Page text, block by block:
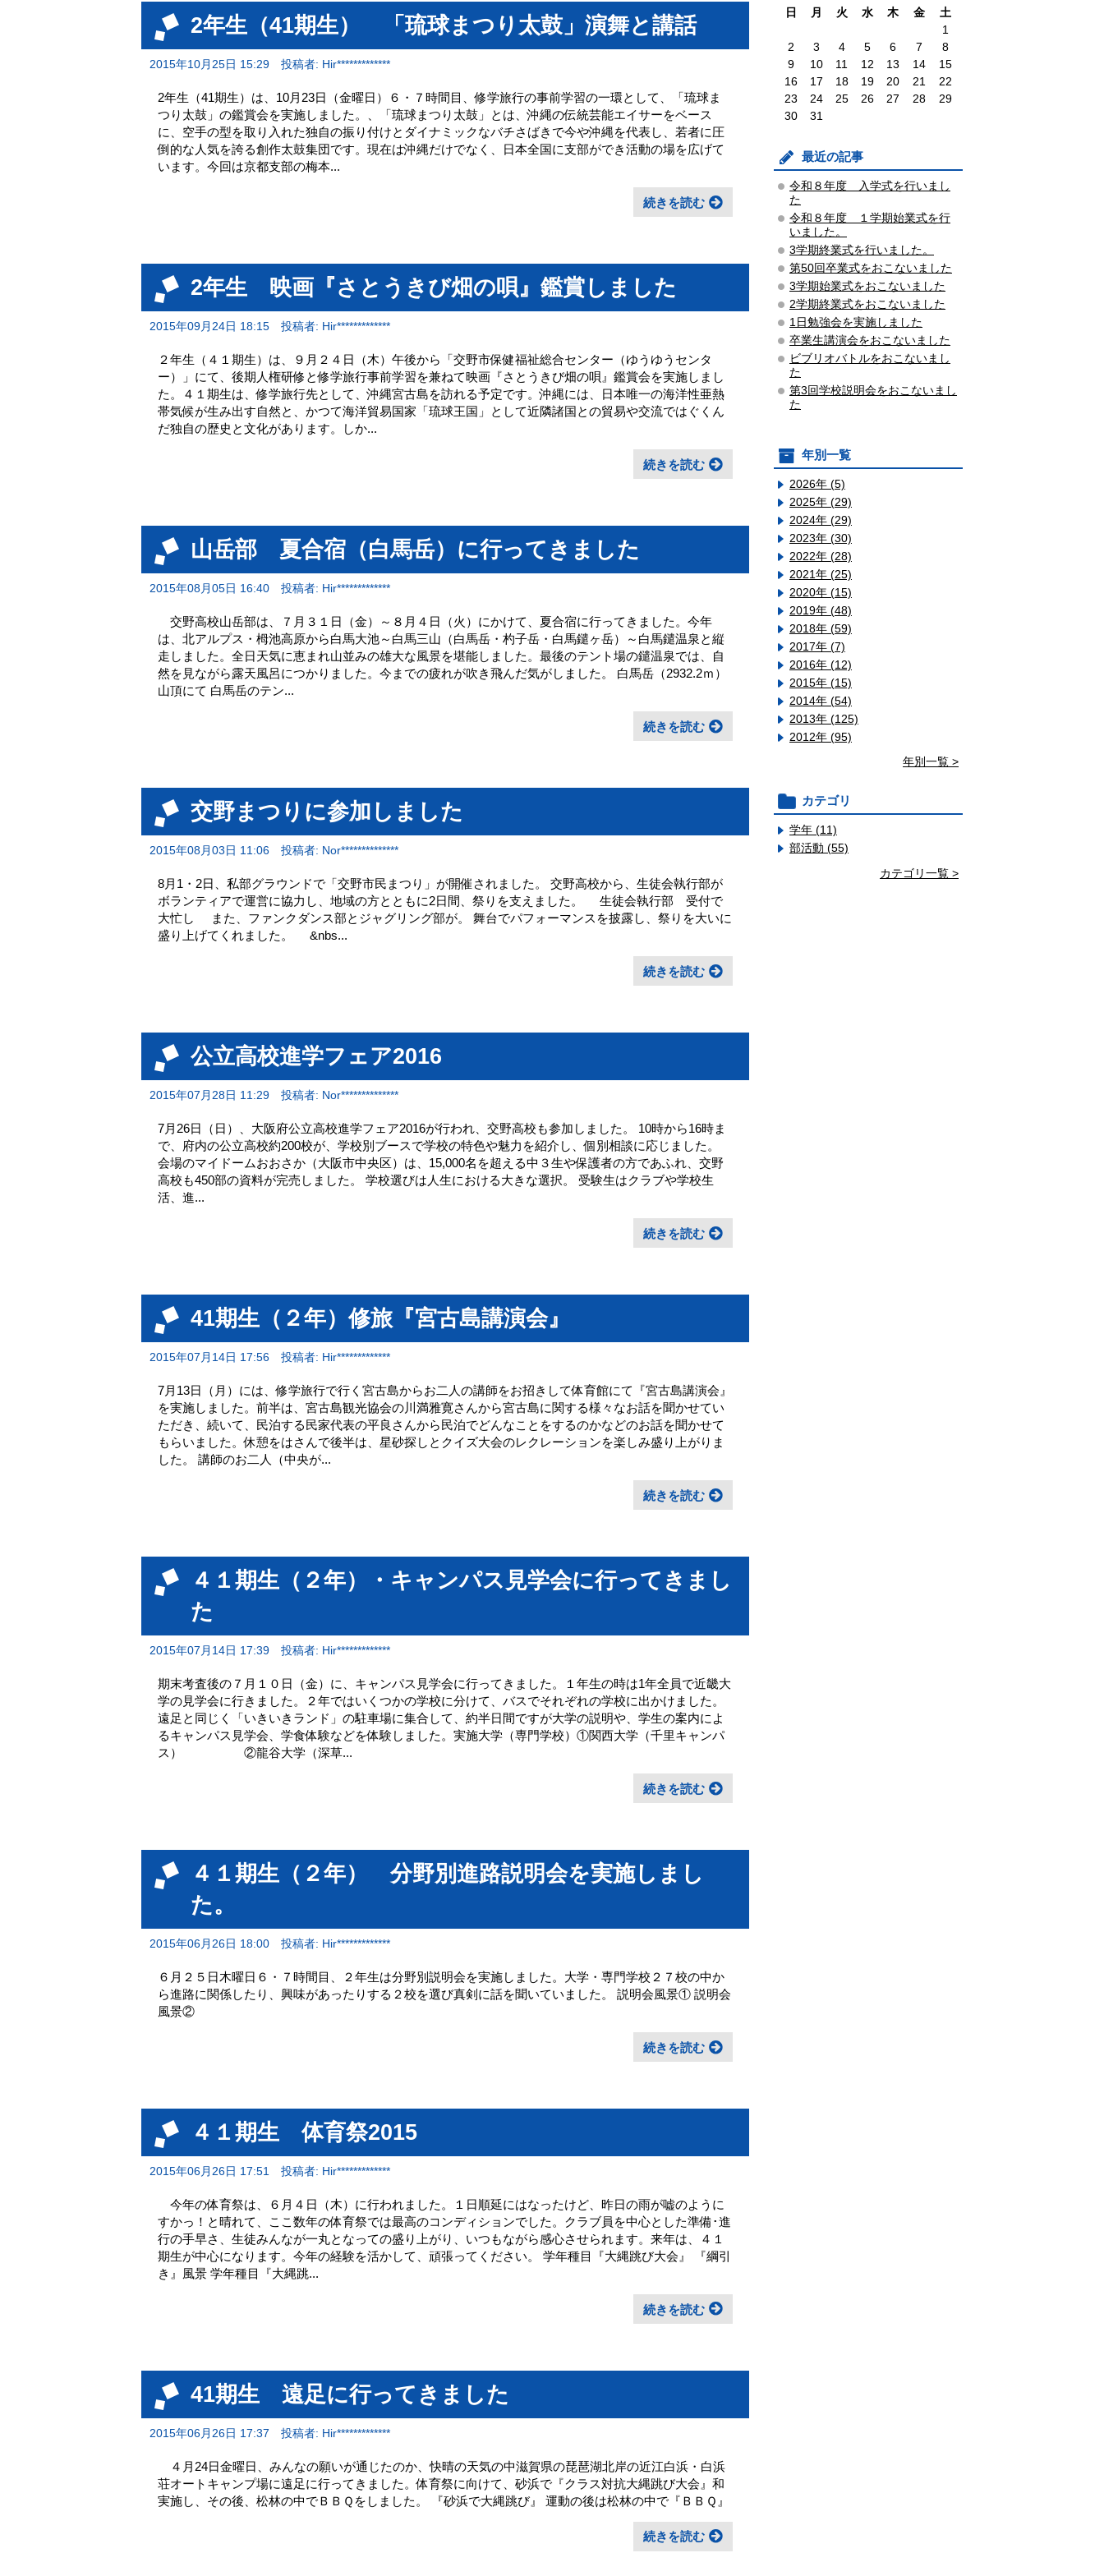
2年生（41期生） 「琉球まつり太鼓」演舞と講話
2015年10月25日 15:29 投稿者: Hir*************
2年生（41期生）は、10月23日（金曜日）６・７時間目、修学旅行の事前学習の一環として、「琉球ま
つり太鼓」の鑑賞会を実施しました。、「琉球まつり太鼓」とは、沖縄の伝統芸能エイサーをベース
に、空手の型を取り入れた独自の振り付けとダイナミックなバチさばきで今や沖縄を代表し、若者に圧
倒的な人気を誇る創作太鼓集団です。現在は沖縄だけでなく、日本全国に支部ができ活動の場を広げて
います。今回は京都支部の梅本...
続きを読む
2年生 映画『さとうきび畑の唄』鑑賞しました
2015年09月24日 18:15 投稿者: Hir*************
２年生（４１期生）は、９月２４日（木）午後から「交野市保健福祉総合センター（ゆうゆうセンタ
ー）」にて、後期人権研修と修学旅行事前学習を兼ねて映画『さとうきび畑の唄』鑑賞会を実施しまし
た。４１期生は、修学旅行先として、沖縄宮古島を訪れる予定です。沖縄には、日本唯一の海洋性亜熱
帯気候が生み出す自然と、かつて海洋貿易国家「琉球王国」として近隣諸国との貿易や交流ではぐくん
だ独自の歴史と文化があります。しか...
続きを読む
山岳部 夏合宿（白馬岳）に行ってきました
2015年08月05日 16:40 投稿者: Hir*************
交野高校山岳部は、７月３１日（金）～８月４日（火）にかけて、夏合宿に行ってきました。今年
は、北アルプス・栂池高原から白馬大池～白馬三山（白馬岳・杓子岳・白馬鑓ヶ岳）～白馬鑓温泉と縦
走しました。全日天気に恵まれ山並みの雄大な風景を堪能しました。最後のテント場の鑓温泉では、自
然を見ながら露天風呂につかりました。今までの疲れが吹き飛んだ気がしました。 白馬岳（2932.2ｍ）
山頂にて 白馬岳のテン...
続きを読む
交野まつりに参加しました
2015年08月03日 11:06 投稿者: Nor**************
8月1・2日、私部グラウンドで「交野市民まつり」が開催されました。 交野高校から、生徒会執行部が
ボランティアで運営に協力し、地域の方とともに2日間、祭りを支えました。 生徒会執行部 受付で
大忙し また、ファンクダンス部とジャグリング部が。 舞台でパフォーマンスを披露し、祭りを大いに
盛り上げてくれました。 &nbs...
続きを読む
公立高校進学フェア2016
2015年07月28日 11:29 投稿者: Nor**************
7月26日（日）、大阪府公立高校進学フェア2016が行われ、交野高校も参加しました。 10時から16時ま
で、府内の公立高校約200校が、学校別ブースで学校の特色や魅力を紹介し、個別相談に応じました。
会場のマイドームおおさか（大阪市中央区）は、15,000名を超える中３生や保護者の方であふれ、交野
高校も450部の資料が完売しました。 学校選びは人生における大きな選択。 受験生はクラブや学校生
活、進...
続きを読む
41期生（２年）修旅『宮古島講演会』
2015年07月14日 17:56 投稿者: Hir*************
7月13日（月）には、修学旅行で行く宮古島からお二人の講師をお招きして体育館にて『宮古島講演会』
を実施しました。前半は、宮古島観光協会の川満雅寛さんから宮古島に関する様々なお話を聞かせてい
ただき、続いて、民泊する民家代表の平良さんから民泊でどんなことをするのかなどのお話を聞かせて
もらいました。休憩をはさんで後半は、星砂探しとクイズ大会のレクレーションを楽しみ盛り上がりま
した。 講師のお二人（中央が...
続きを読む
４１期生（２年）・キャンパス見学会に行ってきまし
た
2015年07月14日 17:39 投稿者: Hir*************
期末考査後の７月１０日（金）に、キャンパス見学会に行ってきました。１年生の時は1年全員で近畿大
学の見学会に行きました。２年ではいくつかの学校に分けて、バスでそれぞれの学校に出かけました。
遠足と同じく「いきいきランド」の駐車場に集合して、約半日間ですが大学の説明や、学生の案内によ
るキャンパス見学会、学食体験などを体験しました。実施大学（専門学校）①関西大学（千里キャンパ
ス） ②龍谷大学（深草...
続きを読む
４１期生（２年） 分野別進路説明会を実施しまし
た。
2015年06月26日 18:00 投稿者: Hir*************
６月２５日木曜日６・７時間目、２年生は分野別説明会を実施しました。大学・専門学校２７校の中か
ら進路に関係したり、興味があったりする２校を選び真剣に話を聞いていました。 説明会風景① 説明会
風景②
続きを読む
４１期生 体育祭2015
2015年06月26日 17:51 投稿者: Hir*************
今年の体育祭は、６月４日（木）に行われました。１日順延にはなったけど、昨日の雨が嘘のように
すかっ！と晴れて、ここ数年の体育祭では最高のコンディションでした。クラブ員を中心とした準備･進
行の手早さ、生徒みんなが一丸となっての盛り上がり、いつもながら感心させられます。来年は、４１
期生が中心になります。今年の経験を活かして、頑張ってください。 学年種目『大縄跳び大会』 『綱引
き』風景 学年種目『大縄跳...
続きを読む
41期生 遠足に行ってきました
2015年06月26日 17:37 投稿者: Hir*************
４月24日金曜日、みんなの願いが通じたのか、快晴の天気の中滋賀県の琵琶湖北岸の近江白浜・白浜
荘オートキャンプ場に遠足に行ってきました。体育祭に向けて、砂浜で『クラス対抗大縄跳び大会』和
実施し、その後、松林の中でＢＢＱをしました。 『砂浜で大縄跳び』 運動の後は松林の中で『ＢＢＱ』
続きを読む
日 月 火 水 木 金
土
1
2
3 4 5 6 7
8
9
10 11 12 13 14
15
16
17 18 19 20 21
22
23
24 25 26 27 28
29
30
31
最近の記事
令和８年度 入学式を行いまし
た
令和８年度 １学期始業式を行
いました。
3学期終業式を行いました。
第50回卒業式をおこないました
3学期始業式をおこないました
2学期終業式をおこないました
1日勉強会を実施しました
卒業生講演会をおこないました
ビブリオバトルをおこないまし
た
第3回学校説明会をおこないまし
た
年別一覧
2026年 (5)
2025年 (29)
2024年 (29)
2023年 (30)
2022年 (28)
2021年 (25)
2020年 (15)
2019年 (48)
2018年 (59)
2017年 (7)
2016年 (12)
2015年 (15)
2014年 (54)
2013年 (125)
2012年 (95)
年別一覧 >
カテゴリ
学年 (11)
部活動 (55)
カテゴリ一覧 >